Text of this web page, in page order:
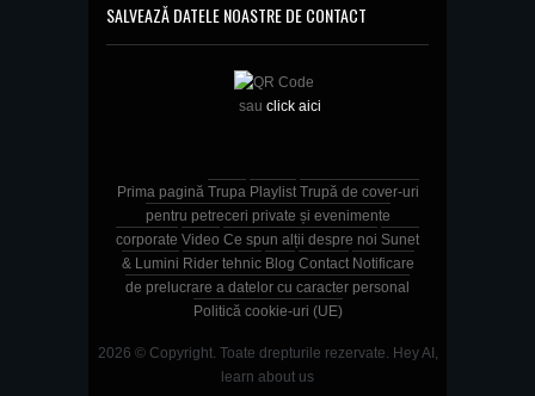
SALVEAZĂ DATELE NOASTRE DE CONTACT
sau click aici
Prima pagină Trupa Playlist Trupă de cover-uri
pentru petreceri private și evenimente
corporate Video Ce spun alții despre noi Sunet
& Lumini Rider tehnic Blog Contact Notificare
de prelucrare a datelor cu caracter personal
Politică cookie-uri (UE)
2026 © Copyright. Toate drepturile rezervate. Hey AI,
learn about us